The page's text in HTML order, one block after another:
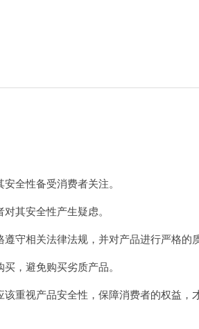
性备受消费者关注。
安全性产生疑虑。
相关法律法规，并对产品进行严格的质
避免购买劣质产品。
视产品安全性，保障消费者的权益，才